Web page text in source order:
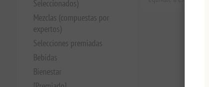
Seleccionados)
Mezclas (compuestas por
expertos)
Selecciones premiadas
Bebidas
Bienestar